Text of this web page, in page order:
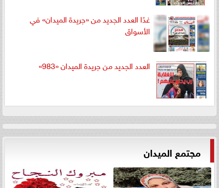
غدًا العدد الجديد من «جريدة الميدان» في
الأسواق
العدد الجديد من جريدة الميدان «983»
مجتمع الميدان